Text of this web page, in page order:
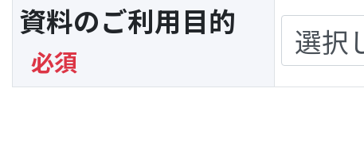
資料のご利用目的